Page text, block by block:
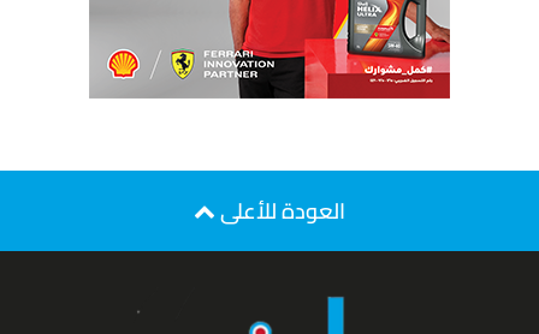
العودة للأعلى